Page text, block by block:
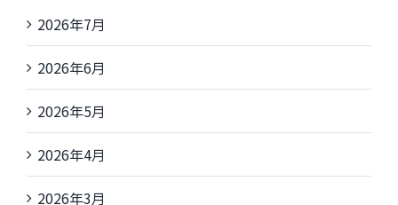
2026年7月
2026年6月
2026年5月
2026年4月
2026年3月